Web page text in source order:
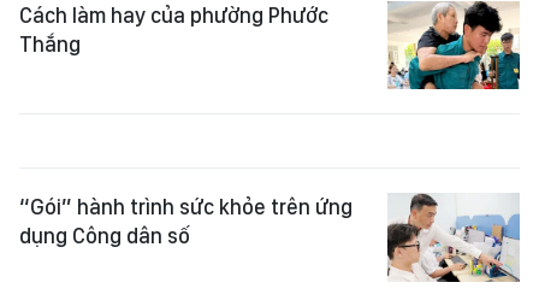
Cách làm hay của phường Phước
Thắng
“Gói” hành trình sức khỏe trên ứng
dụng Công dân số